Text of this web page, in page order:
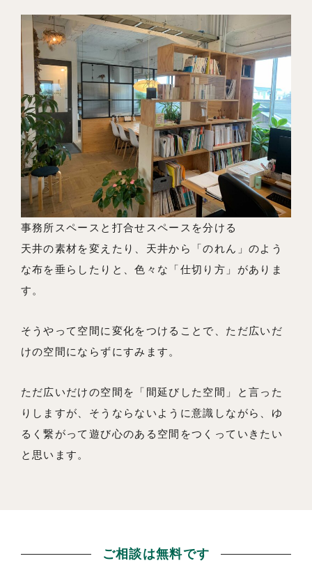
事務所スペースと打合せスペースを分ける
天井の素材を変えたり、天井から「のれん」のよう
な布を垂らしたりと、色々な「仕切り方」がありま
す。
そうやって空間に変化をつけることで、ただ広いだ
けの空間にならずにすみます。
ただ広いだけの空間を「間延びした空間」と言った
りしますが、そうならないように意識しながら、ゆ
るく繋がって遊び心のある空間をつくっていきたい
と思います。
ご相談は無料です